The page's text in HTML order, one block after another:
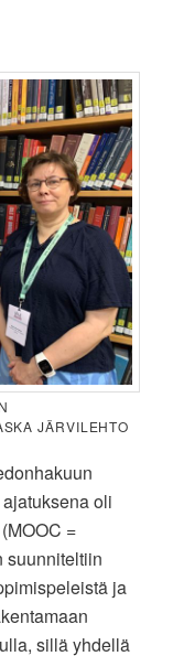
JÄRVILEHTO
oli
=
suunniteltiin
ja
sillä yhdellä